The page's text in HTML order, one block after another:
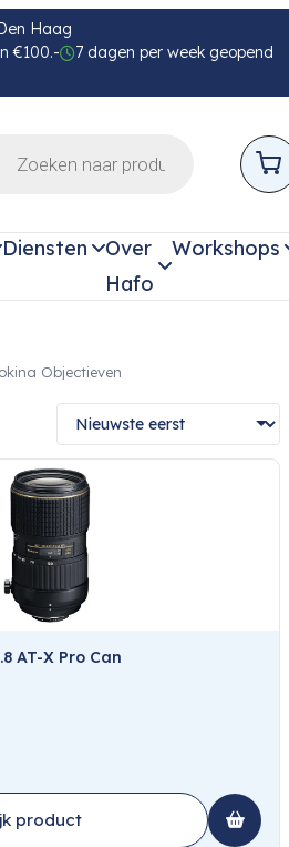
Haag
€100.-
7 dagen per week geopend
Diensten
Over
Hafo
Workshops
Objectieven
50-135mm f2.8 AT-X Pro Can
product